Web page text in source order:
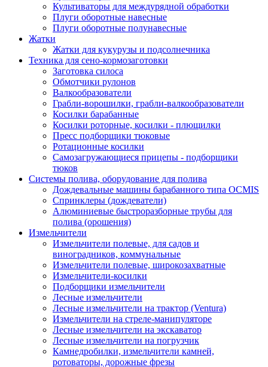
Культиваторы для междурядной обработки
Плуги оборотные навесные
Плуги оборотные полунавесные
Жатки
Жатки для кукурузы и подсолнечника
Техника для сено-кормозаготовки
Заготовка силоса
Обмотчики рулонов
Валкообразователи
Грабли-ворошилки, грабли-валкообразователи
Косилки барабанные
Косилки роторные, косилки - плющилки
Пресс подборщики тюковые
Ротационные косилки
Самозагружающиеся прицепы - подборщики
тюков
Системы полива, оборудование для полива
Дождевальные машины барабанного типа OCMIS
Спринклеры (дождеватели)
Алюминиевые быстроразборные трубы для
полива (орошения)
Измельчители
Измельчители полевые, для садов и
виноградников, коммунальные
Измельчители полевые, широкозахватные
Измельчители-косилки
Подборщики измельчители
Лесные измельчители
Лесные измельчители на трактор (Ventura)
Измельчители на стреле-манипуляторе
Лесные измельчители на экскаватор
Лесные измельчители на погрузчик
Камнедробилки, измельчители камней,
ротоваторы, дорожные фрезы